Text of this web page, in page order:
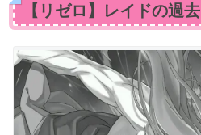
【リゼロ】レイドの過去